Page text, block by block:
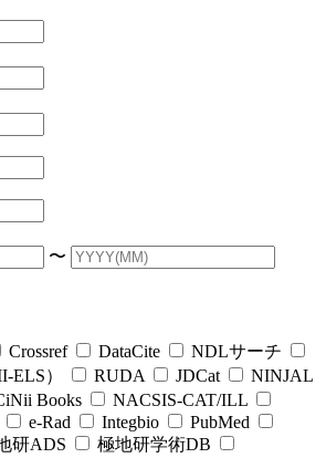
〜
Crossref DataCite
NDLサーチ
ELS）
RUDA JDCat
NINJAL
Books
NACSIS-CAT/ILL
e-Rad Integbio
PubMed
研ADS
極地研学術DB